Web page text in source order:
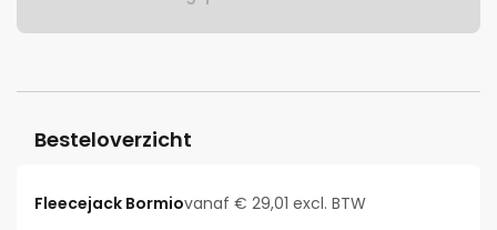
Besteloverzicht
Fleecejack Bormiovanaf € 29,01 excl. BTW